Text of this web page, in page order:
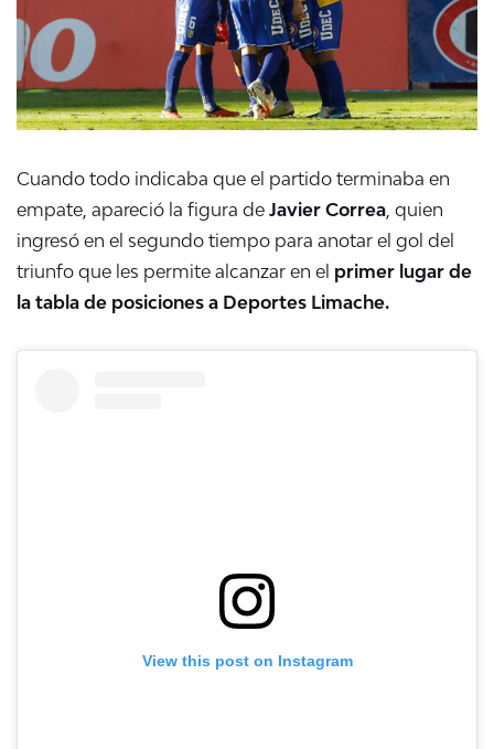
Cuando todo indicaba que el partido terminaba en
empate, apareció la figura de Javier Correa , quien
ingresó en el segundo tiempo para anotar el gol del
triunfo que les permite alcanzar en el primer lugar de
la tabla de posiciones a Deportes Limache.
View this post on Instagram